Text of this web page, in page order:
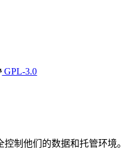
GPL-3.0
制他们的数据和托管环境。